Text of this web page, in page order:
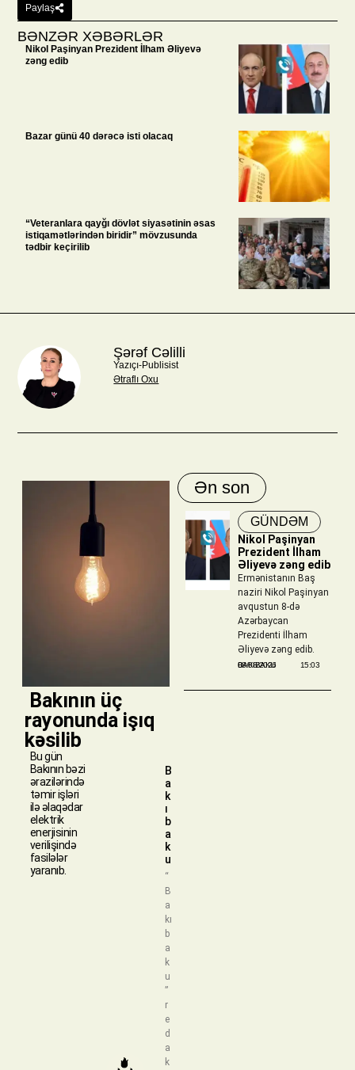
Paylaş
BƏNZƏR XƏBƏRLƏR
Nikol Paşinyan Prezident İlham Əliyevə
zəng edib
Bazar günü 40 dərəcə isti olacaq
“Veteranlara qayğı dövlət siyasətinin əsas
istiqamətlərindən biridir” mövzusunda
tədbir keçirilib
Şərəf Cəlilli
Yazıçı-Publisist
Ətraflı Oxu
​ Bakının üç
rayonunda işıq
kəsilib
Bu gün
Bakının bəzi
ərazilərində
təmir işləri
ilə əlaqədar
elektrik
enerjisinin
verilişində
fasilələr
yaranıb.
B
a
k
ı
b
a
k
u
“
B
a
kı
b
a
k
u
”
r
e
d
a
k
Ən son
GÜNDƏM
Nikol Paşinyan
Prezident İlham
Əliyevə zəng edib
Ermənistanın Baş
naziri Nikol Paşinyan
avqustun 8-də
Azərbaycan
Prezidenti İlham
Əliyevə zəng edib.
BAKIBAKU
08/08/2026 15:03